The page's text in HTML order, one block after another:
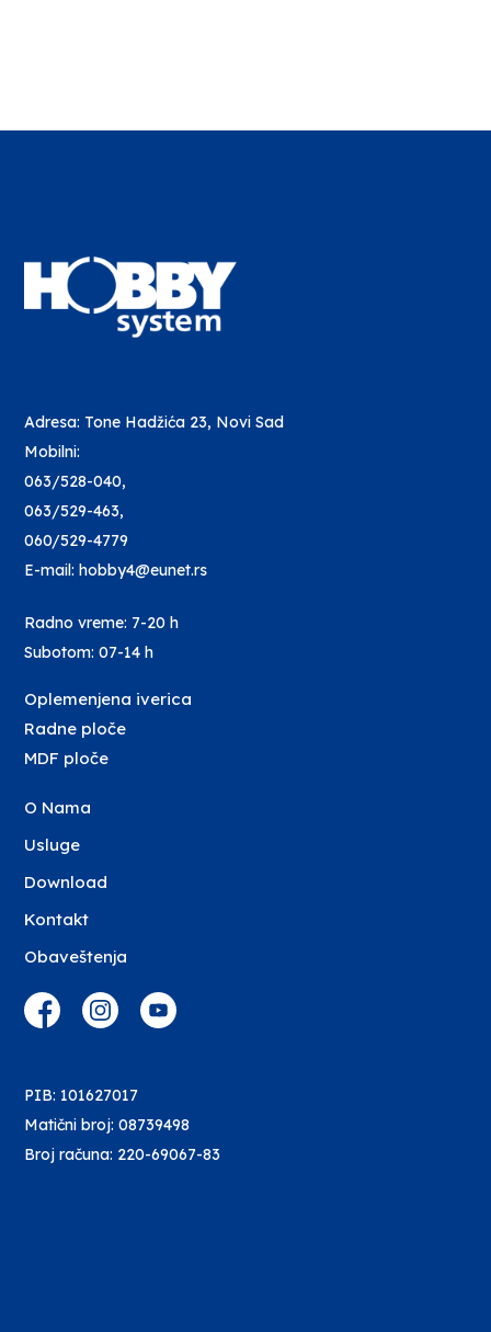
Adresa: Tone Hadžića 23, Novi Sad
Mobilni:
063/528-040,
063/529-463,
060/529-4779
E-mail: hobby4@eunet.rs
Radno vreme: 7-20 h
Subotom: 07-14 h
Oplemenjena iverica
Radne ploče
MDF ploče
O Nama
Usluge
Download
Kontakt
Obaveštenja
PIB: 101627017
Matični broj: 08739498
Broj računa: 220-69067-83